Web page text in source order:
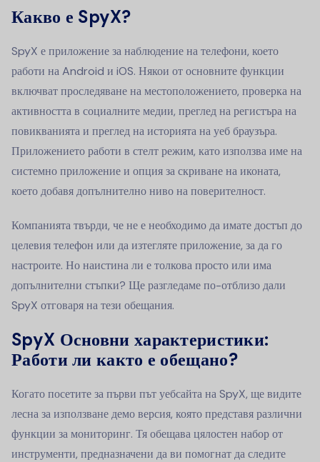
Какво е SpyX?
SpyX е приложение за наблюдение на телефони, което
работи на Android и iOS. Някои от основните функции
включват проследяване на местоположението, проверка на
активността в социалните медии, преглед на регистъра на
повикванията и преглед на историята на уеб браузъра.
Приложението работи в стелт режим, като използва име на
системно приложение и опция за скриване на иконата,
което добавя допълнително ниво на поверителност.
Компанията твърди, че не е необходимо да имате достъп до
целевия телефон или да изтегляте приложение, за да го
настроите. Но наистина ли е толкова просто или има
допълнителни стъпки? Ще разгледаме по-отблизо дали
SpyX отговаря на тези обещания.
SpyX Основни характеристики:
Работи ли както е обещано?
Когато посетите за първи път уебсайта на SpyX, ще видите
лесна за използване демо версия, която представя различни
функции за мониторинг. Тя обещава цялостен набор от
инструменти, предназначени да ви помогнат да следите